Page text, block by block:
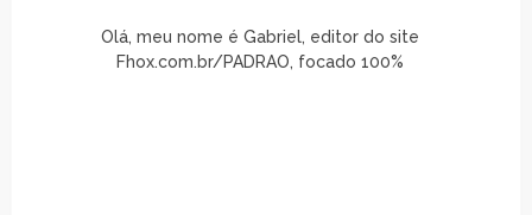
Olá, meu nome é Gabriel, editor do site
Fhox.com.br/PADRAO, focado 100%